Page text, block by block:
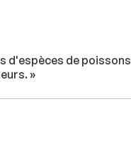
d'espèces de poissons
»